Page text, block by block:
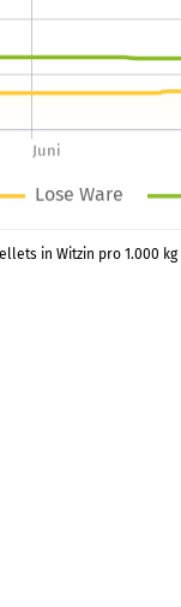
in Witzin pro 1.000